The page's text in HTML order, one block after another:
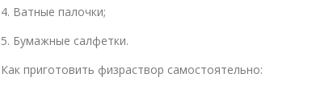
4. Ватные палочки;
5. Бумажные cалфетки.
Как приготовить физраствор самостоятельно: